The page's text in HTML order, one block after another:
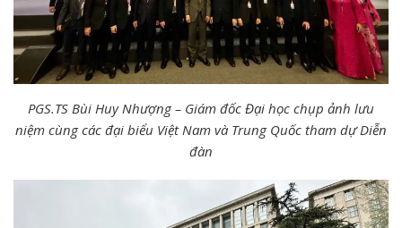
PGS.TS Bùi Huy Nhượng – Giám đốc Đại học chụp ảnh lưu
niệm cùng các đại biểu Việt Nam và Trung Quốc tham dự Diễn
đàn